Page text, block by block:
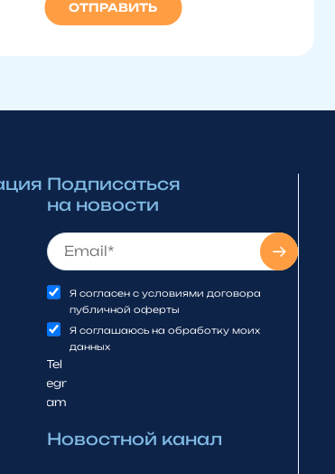
Подписаться
на новости
Я согласен с условиями договора
публичной оферты
Я соглашаюсь на обработку моих
данных
Tel
egr
am
Новостной канал